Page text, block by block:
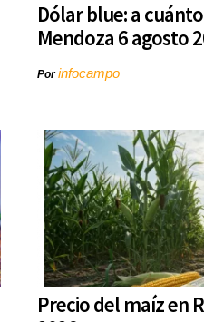
Dólar blue: a
Mendoza 6 agosto
Porinfocampo
Precio del maíz en